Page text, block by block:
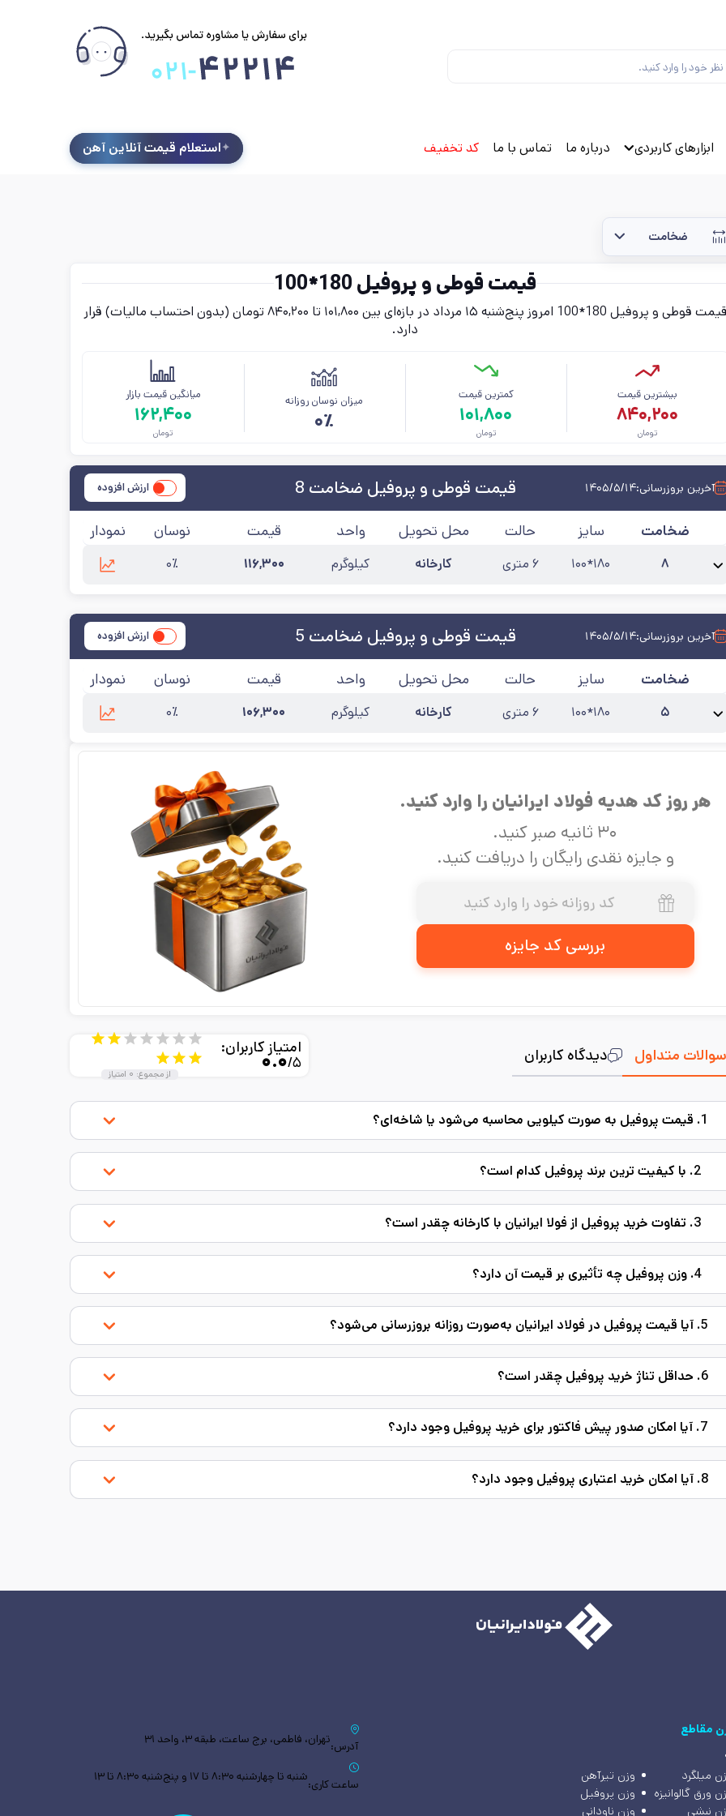
ابزارهای کاربردی درباره ما تماس با ما کد تخفیف استعلام قیمت آنلاین آهن
ضخامت
قیمت قوطی و پروفیل 180*100
قیمت قوطی و پروفیل 180*100 امروز پنج‌شنبه ۱۵ مرداد در بازه‌ای بین ۱۰۱,۸۰۰ تا ۸۴۰,۲۰۰ تومان (بدون احتساب مالیات) قرار
دارد.
بیشترین قیمت
۸۴۰,۲۰۰
تومان
کمترین قیمت
۱۰۱,۸۰۰
تومان
میزان نوسان روزانه
۰٪
میانگین قیمت بازار
۱۶۲,۴۰۰
تومان
ارزش افزوده قیمت قوطی و پروفیل ضخامت 8 آخرین بروزرسانی:۱۴۰۵/۵/۱۴
ضخامت سایز حالت محل تحویل واحد قیمت نوسان نمودار
۸ ۱۸۰*۱۰۰ ۶ متری کارخانه کیلوگرم ۱۱۶,۳۰۰ ۰٪
ارزش افزوده قیمت قوطی و پروفیل ضخامت 5 آخرین بروزرسانی:۱۴۰۵/۵/۱۴
ضخامت سایز حالت محل تحویل واحد قیمت نوسان نمودار
۵ ۱۸۰*۱۰۰ ۶ متری کارخانه کیلوگرم ۱۰۶,۳۰۰ ۰٪
هر روز کد هدیه فولاد ایرانیان را وارد کنید.
۳۰ ثانیه صبر کنید.
و جایزه نقدی رایگان را دریافت کنید.
بررسی کد جایزه
سوالات متداول دیدگاه کاربران امتیاز کاربران:
۰.۰/۵
از مجموع: ۰ امتیاز
1. قیمت پروفیل به صورت کیلویی محاسبه می‌شود یا شاخه‌ای؟
4. وزن پروفیل چه تأثیری بر قیمت آن دارد؟
5. آیا قیمت پروفیل در فولاد ایرانیان به‌صورت روزانه بروزرسانی می‌شود؟
6. حداقل تناژ خرید پروفیل چقدر است؟
7. آیا امکان صدور پیش فاکتور برای خرید پروفیل وجود دارد؟
8. آیا امکان خرید اعتباری پروفیل وجود دارد؟
مقاطع
میلگرد
وزن تیرآهن
ورق گالوانیزه
وزن پروفیل
نبشی
وزن ناودانی
آدرس:تهران، فاطمی، برج ساعت، طبقه ۳، واحد ۳۱
ساعت کاری:شنبه تا چهارشنبه ۸:۳۰ تا ۱۷ و پنج‌شنبه ۸:۳۰ تا ۱۳